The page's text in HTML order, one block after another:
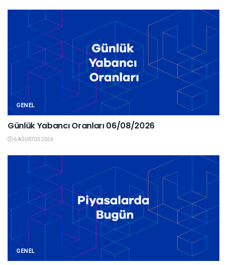
GENEL
Günlük Yabancı Oranları 06/08/2026
6 AĞUSTOS 2026
GENEL